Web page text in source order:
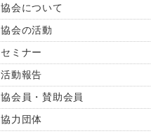
協会について
協会の活動
セミナー
活動報告
協会員・賛助会員
協力団体